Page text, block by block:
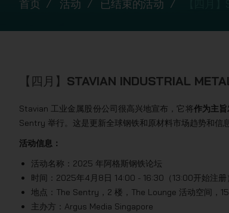
首页 活动 已结束的活动
【四月】STAVIAN INDUSTRIAL
Stavian 工业金属股份公司很高兴地宣布，它将作为主旨
Sentry 举行。这是更新全球钢铁和原材料市场趋势和信
活动信息：
活动名称：2025 年阿格斯钢铁论坛
时间：2025年4月8日 14:00 - 16:30（13:00开始注册）
地点：The Sentry，2 楼，The Lounge 活动空间，
主办方：Argus Media Singapore